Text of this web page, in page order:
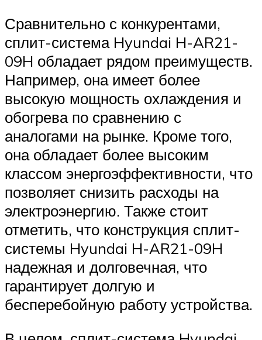
Сравнительно с конкурентами,
сплит-система Hyundai H-AR21-
09H обладает рядом преимуществ.
Например, она имеет более
высокую мощность охлаждения и
обогрева по сравнению с
аналогами на рынке. Кроме того,
она обладает более высоким
классом энергоэффективности, что
позволяет снизить расходы на
электроэнергию. Также стоит
отметить, что конструкция сплит-
системы Hyundai H-AR21-09H
надежная и долговечная, что
гарантирует долгую и
бесперебойную работу устройства.